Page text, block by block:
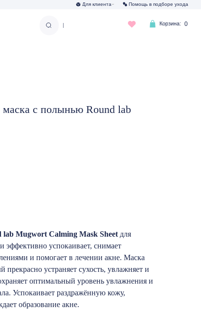
Помощь в подборе ухода
с полынью Round lab
lab Mugwort Calming Mask Sheet для
эффективно успокаивает, снимает
и помогает в лечении акне. Маска
устраняет сухость, увлажняет и
оптимальный уровень увлажнения и
Успокаивает раздражённую кожу,
образование акне.